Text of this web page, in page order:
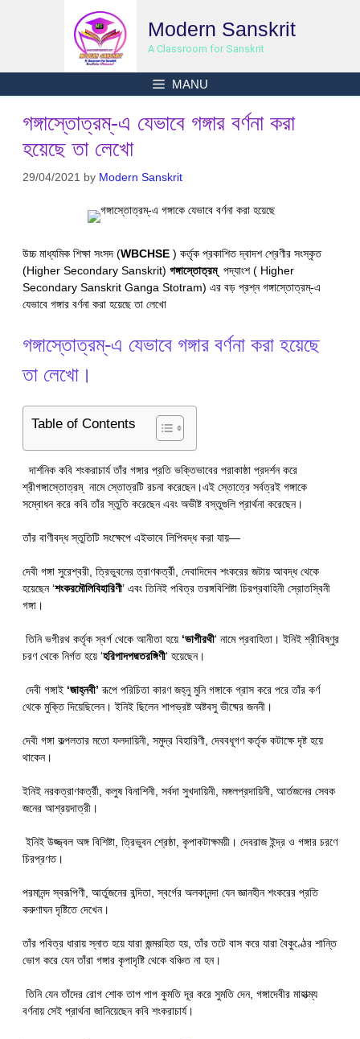
Modern Sanskrit
A Classroom for Sanskrit
MANU
গঙ্গাস্তোত্রম্-এ যেভাবে গঙ্গার বর্ণনা করা
হয়েছে তা লেখো
29/04/2021 by Modern Sanskrit
উচ্চ মাধ্যমিক শিক্ষা সংসদ (WBCHSE ) কর্তৃক প্রকাশিত দ্বাদশ শ্রেণীর সংস্কৃত
(Higher Secondary Sanskrit) গঙ্গাস্তোত্রম্পদ্যাংশ ( Higher
Secondary Sanskrit Ganga Stotram) এর বড় প্রশ্ন গঙ্গাস্তোত্রম্-এ
যেভাবে গঙ্গার বর্ণনা করা হয়েছে তা লেখো
গঙ্গাস্তোত্রম্-এ যেভাবে গঙ্গার বর্ণনা করা হয়েছে
তা লেখো।
Table of Contents
দার্শনিক কবি শংকরাচার্য তাঁর গঙ্গার প্রতি ভক্তিভাবের পরাকাষ্ঠা প্রদর্শন করে
শ্রীগঙ্গাস্তোত্রম্ নামে স্তোত্রটি রচনা করেছেন।এই স্তোত্রে সর্বত্রই গঙ্গাকে
সম্বোধন করে কবি তাঁর স্তুতি করেছেন এবং অভীষ্ট বস্তুগুলি প্রার্থনা করেছেন।
তাঁর বাণীবদ্ধ স্তুতিটি সংক্ষেপে এইভাবে লিপিবদ্ধ করা যায়—
দেবী গঙ্গা সুরেশ্বরী, ত্রিভুবনের ত্রাণকর্ত্রী, দেবাদিদেব শংকরের জটায় আবদ্ধ থেকে
হয়েছেন ‘শংকরমৌলিবিহারিণী’ এবং তিনিই পবিত্র তরঙ্গবিশিষ্টা চিরপ্রবাহিনী স্রোতস্বিনী
গঙ্গা।
তিনি ভগীরথ কর্তৃক স্বর্গ থেকে আনীতা হয়ে ‘ভাগীরথী‘ নামে প্রবাহিতা। ইনিই শ্রীবিষ্ণুর
চরণ থেকে নির্গত হয়ে ‘হরিপাদপদ্মতরঙ্গিণী‘ হয়েছেন।
দেবী গঙ্গাই ‘জাহ্নবী’ রূপে পরিচিতা কারণ জহ্নু মুনি গঙ্গাকে গ্রাস করে পরে তাঁর কর্ণ
থেকে মুক্তি দিয়েছিলেন। ইনিই ছিলেন শাপভ্রষ্ট অষ্টবসু ভীষ্মের জননী।
দেবী গঙ্গা কল্পলতার মতো ফলদায়িনী, সমুদ্র বিহারিণী, দেববধূগণ কর্তৃক কটাক্ষে দৃষ্ট হয়ে
থাকেন।
ইনিই নরকত্রাণকর্ত্রী, কলুষ বিনাশিনী, সর্বদা সুখদায়িনী, মঙ্গলপ্রদায়িনী, আর্তজনের সেবক
জনের আশ্রয়দাত্রী।
ইনিই উজ্জ্বল অঙ্গ বিশিষ্টা, ত্রিভুবন শ্রেষ্ঠা, কৃপাকটাক্ষময়ী। দেবরাজ ইন্দ্র ও গঙ্গার চরণে
চিরপ্রণত।
পরমানন্দ স্বরূপিণী, আর্তুজনের বন্দিতা, স্বর্গের অলকানন্দা যেন জ্ঞানহীন শংকরের প্রতি
করুণাঘন দৃষ্টিতে দেখেন।
তাঁর পবিত্র ধারায় স্নাত হয়ে যারা জন্মরহিত হয়, তাঁর তটে বাস করে যারা বৈকুণ্ঠের শান্তি
ভোগ করে যেন তাঁরা গঙ্গার কৃপাদৃষ্টি থেকে বঞ্চিত না হন।
তিনি যেন তাঁদের রোগ শোক তাপ পাপ কুমতি দূর করে সুমতি দেন, গঙ্গাদেবীর মাহাত্ম্য
বর্ণনায় সেই প্রার্থনা জানিয়েছেন কবি শংকরাচার্য।